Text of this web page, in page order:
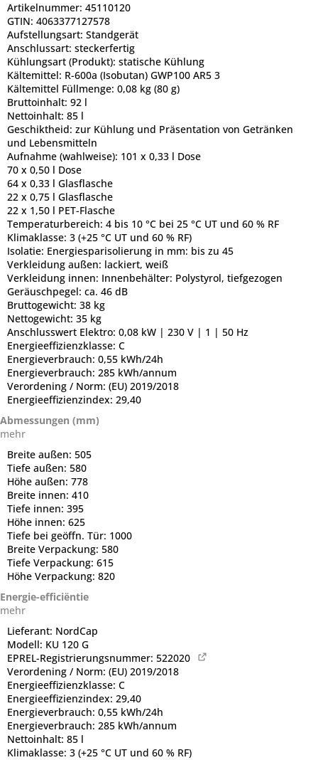
Artikelnummer: 45110120
GTIN: 4063377127578
Aufstellungsart: Standgerät
Anschlussart: steckerfertig
Kühlungsart (Produkt): statische Kühlung
Kältemittel: R-600a (Isobutan) GWP100 AR5 3
Kältemittel Füllmenge: 0,08 kg (80 g)
Bruttoinhalt: 92 l
Nettoinhalt: 85 l
Geschiktheid: zur Kühlung und Präsentation von Getränken
und Lebensmitteln
Aufnahme (wahlweise): 101 x 0,33 l Dose
70 x 0,50 l Dose
64 x 0,33 l Glasflasche
22 x 0,75 l Glasflasche
22 x 1,50 l PET-Flasche
Temperaturbereich: 4 bis 10 °C bei 25 °C UT und 60 % RF
Klimaklasse: 3 (+25 °C UT und 60 % RF)
Isolatie: Energiesparisolierung in mm: bis zu 45
Verkleidung außen: lackiert, weiß
Verkleidung innen: Innenbehälter: Polystyrol, tiefgezogen
Geräuschpegel: ca. 46 dB
Bruttogewicht: 38 kg
Nettogewicht: 35 kg
Anschlusswert Elektro: 0,08 kW | 230 V | 1 | 50 Hz
Energieeffizienzklasse: C
Energieverbrauch: 0,55 kWh/24h
Energieverbrauch: 285 kWh/annum
Verordening / Norm: (EU) 2019/2018
Energieeffizienzindex: 29,40
Abmessungen (mm)
mehr
Breite außen: 505
Tiefe außen: 580
Höhe außen: 778
Breite innen: 410
Tiefe innen: 395
Höhe innen: 625
Tiefe bei geöffn. Tür: 1000
Breite Verpackung: 580
Tiefe Verpackung: 615
Höhe Verpackung: 820
Energie-efficiëntie
mehr
Lieferant: NordCap
Modell: KU 120 G
EPREL-Registrierungsnummer: 522020
Verordening / Norm: (EU) 2019/2018
Energieeffizienzklasse: C
Energieeffizienzindex: 29,40
Energieverbrauch: 0,55 kWh/24h
Energieverbrauch: 285 kWh/annum
Nettoinhalt: 85 l
Klimaklasse: 3 (+25 °C UT und 60 % RF)